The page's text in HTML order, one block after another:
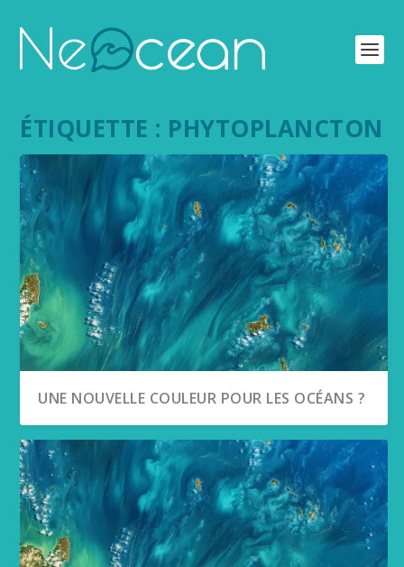
ÉTIQUETTE : PHYTOPLANCTON
UNE NOUVELLE COULEUR POUR LES OCÉANS ?